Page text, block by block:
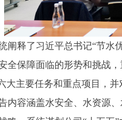
阐释了习近平总书记“节水
全保障面临的形势和挑战
大主要任务和重点项目，
内容涵盖水安全、水资源